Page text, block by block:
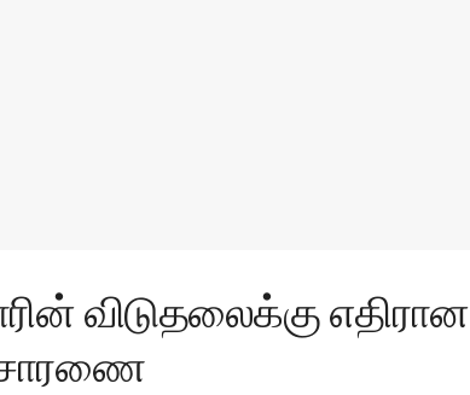
விடுதலைக்கு எதிரான